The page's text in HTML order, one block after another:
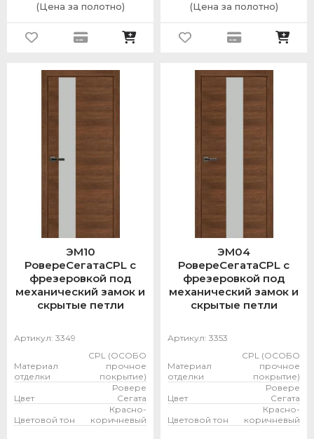
(Цена за полотно) (Цена за полотно)
ЭМ10
РовереСегатаCPL с
фрезеровкой под
механический замок и
скрытые петли
Артикул: 3349
Материал
отделки
CPL (ОСОБО
прочное
покрытие)
Цвет
Ровере
Сегата
Цветовой тон
Красно-
коричневый
ЭМ04
РовереСегатаCPL с
фрезеровкой под
механический замок и
скрытые петли
Артикул: 3353
Материал
отделки
CPL (ОСОБО
прочное
покрытие)
Цвет
Ровере
Сегата
Цветовой тон
Красно-
коричневый